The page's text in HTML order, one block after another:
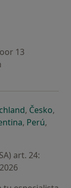
de inicio
13
nueva pestaña
una nueva
se abre en
, Českose
,
pestaña
nueva pestaña
en una nueva
se abre en
, Perúse
,
art. 24: